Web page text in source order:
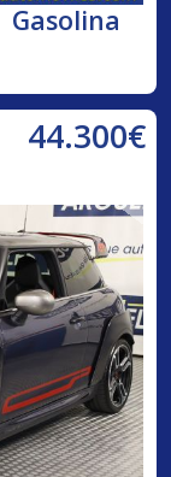
Gasolina
44.300€